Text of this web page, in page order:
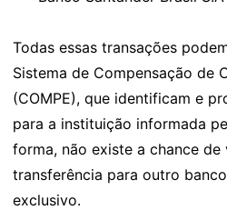
Todas essas transações
Sistema de Compensação de
(COMPE), que identificam e
para a instituição informada
forma, não existe a chance de
transferência para outro
exclusivo.